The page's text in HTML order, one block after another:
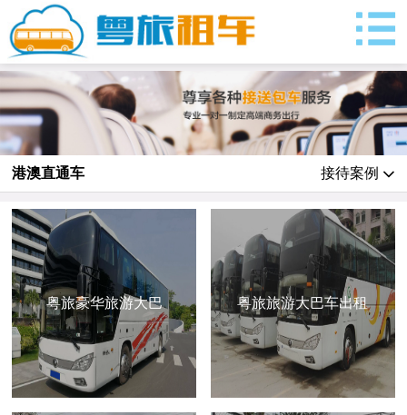
港澳直通车 接待案例
粤旅豪华旅游大巴 粤旅旅游大巴车出租